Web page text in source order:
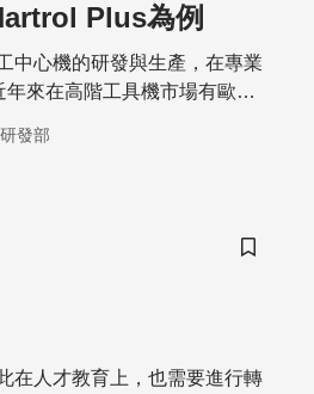
Plus為例
中心機的研發與生產，在專業
來在高階工具機市場有歐
靠傳統模式存活、勢必要轉
發部
儲存書籤
在人才教育上，也需要進行轉